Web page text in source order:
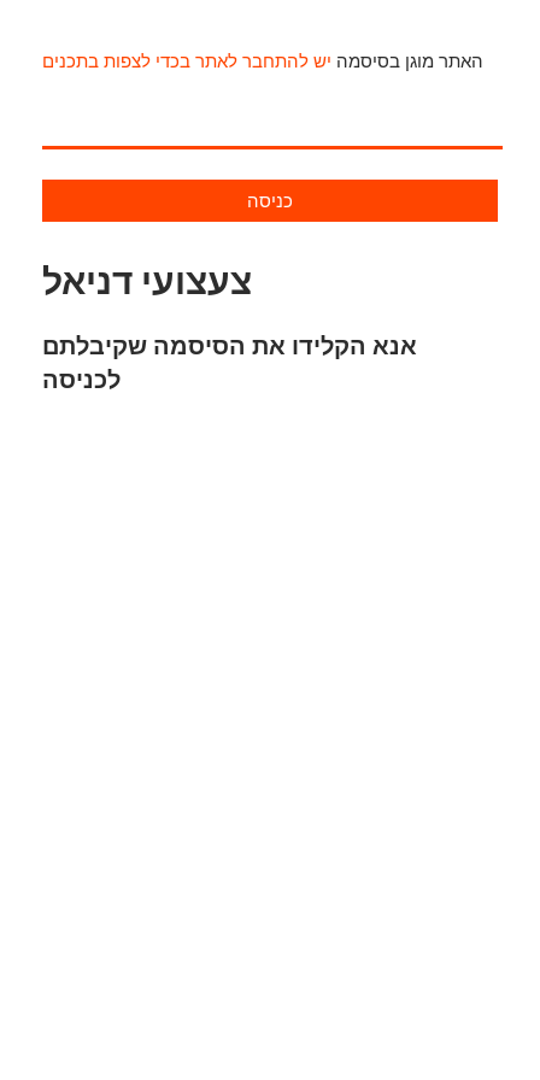
האתר מוגן בסיסמה יש להתחבר לאתר בכדי לצפות בתכנים
כניסה
צעצועי דניאל
אנא הקלידו את הסיסמה שקיבלתם
לכניסה